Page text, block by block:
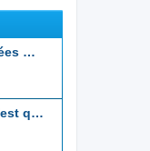
…
q…